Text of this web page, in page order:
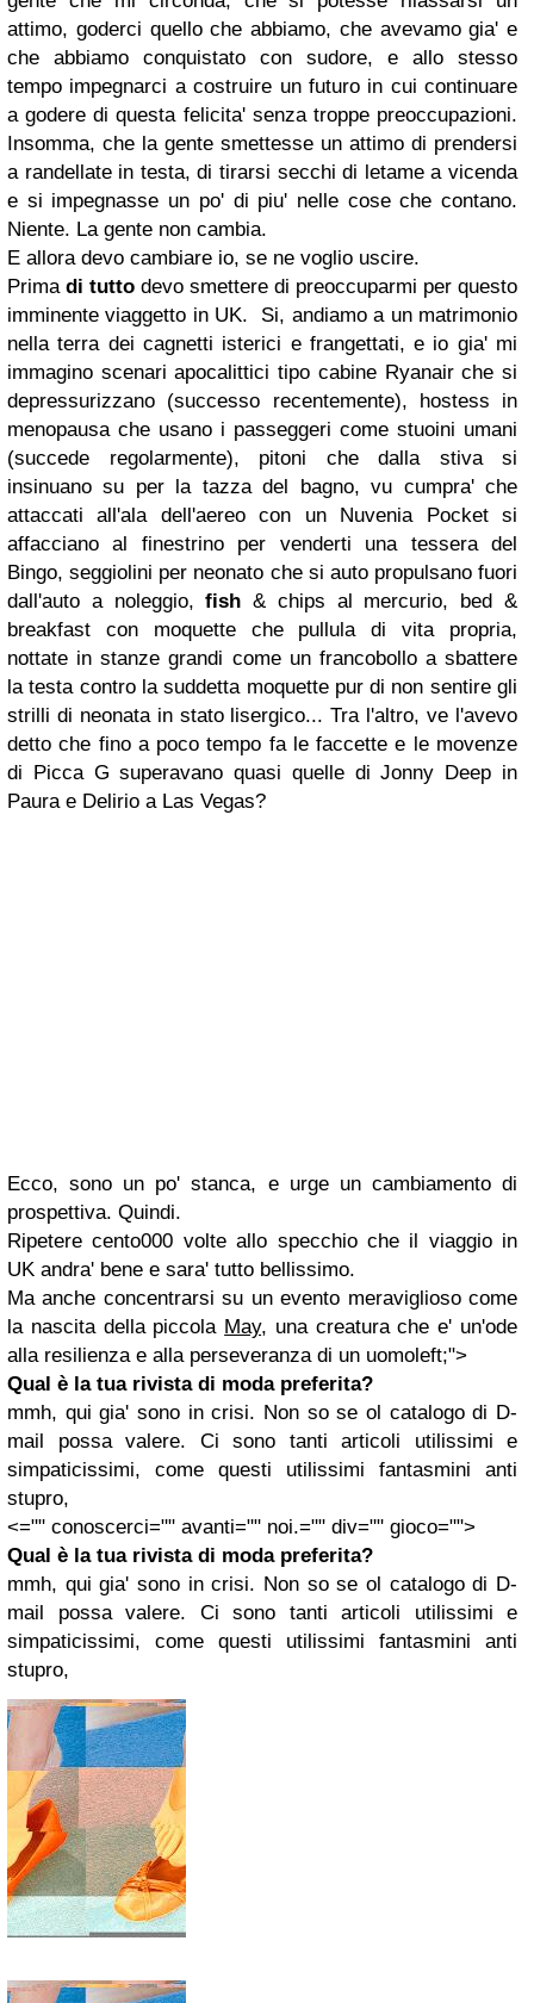
attimo, goderci quello che abbiamo, che avevamo gia' e
che abbiamo conquistato con sudore, e allo stesso
tempo impegnarci a costruire un futuro in cui continuare
a godere di questa felicita' senza troppe preoccupazioni.
Insomma, che la gente smettesse un attimo di prendersi
a randellate in testa, di tirarsi secchi di letame a vicenda
e si impegnasse un po' di piu' nelle cose che contano.
Niente. La gente non cambia.
E allora devo cambiare io, se ne voglio uscire.
Prima di tutto devo smettere di preoccuparmi per questo
imminente viaggetto in UK. Si, andiamo a un matrimonio
nella terra dei cagnetti isterici e frangettati, e io gia' mi
immagino scenari apocalittici tipo cabine Ryanair che si
depressurizzano (successo recentemente), hostess in
menopausa che usano i passeggeri come stuoini umani
(succede regolarmente), pitoni che dalla stiva si
insinuano su per la tazza del bagno, vu cumpra' che
attaccati all'ala dell'aereo con un Nuvenia Pocket si
affacciano al finestrino per venderti una tessera del
Bingo, seggiolini per neonato che si auto propulsano fuori
dall'auto a noleggio,fish & chips al mercurio, bed &
breakfast con moquette che pullula di vita propria,
nottate in stanze grandi come un francobollo a sbattere
la testa contro la suddetta moquette pur di non sentire gli
strilli di neonata in stato lisergico... Tra l'altro, ve l'avevo
detto che fino a poco tempo fa le faccette e le movenze
di Picca G superavano quasi quelle di Jonny Deep in
Paura e Delirio a Las Vegas?
Ecco, sono un po' stanca, e urge un cambiamento di
prospettiva. Quindi.
Ripetere cento000 volte allo specchio che il viaggio in
UK andra' bene e sara' tutto bellissimo.
Ma anche concentrarsi su un evento meraviglioso come
la nascita della piccola May, una creatura che e' un'ode
alla resilienza e alla perseveranza di un uomoleft;">
Qual è la tua rivista di moda preferita?
mmh, qui gia' sono in crisi. Non so se ol catalogo di D-
mail possa valere. Ci sono tanti articoli utilissimi e
simpaticissimi, come questi utilissimi fantasmini anti
stupro,
<="" conoscerci="" avanti="" noi.="" div="" gioco="">
Qual è la tua rivista di moda preferita?
mmh, qui gia' sono in crisi. Non so se ol catalogo di D-
mail possa valere. Ci sono tanti articoli utilissimi e
simpaticissimi, come questi utilissimi fantasmini anti
stupro,